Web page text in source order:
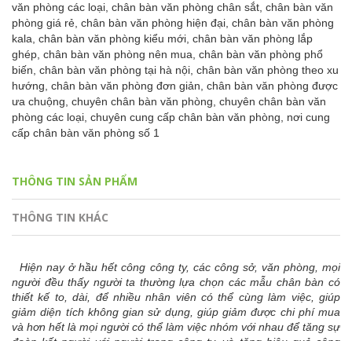
văn phòng các loại, chân bàn văn phòng chân sắt, chân bàn văn
phòng giá rẻ, chân bàn văn phòng hiện đại, chân bàn văn phòng
kala, chân bàn văn phòng kiểu mới, chân bàn văn phòng lắp
ghép, chân bàn văn phòng nên mua, chân bàn văn phòng phổ
biến, chân bàn văn phòng tại hà nội, chân bàn văn phòng theo xu
hướng, chân bàn văn phòng đơn giản, chân bàn văn phòng được
ưa chuộng, chuyên chân bàn văn phòng, chuyên chân bàn văn
phòng các loại, chuyên cung cấp chân bàn văn phòng, nơi cung
cấp chân bàn văn phòng số 1
THÔNG TIN SẢN PHẨM
THÔNG TIN KHÁC
Hiện nay ở hầu hết công công ty, các công sở, văn phòng, mọi
người đều thấy người ta thường lựa chọn các mẫu chân bàn có
thiết kế to, dài, để nhiều nhân viên có thể cùng làm việc, giúp
giảm diện tích không gian sử dụng, giúp giảm được chi phí mua
và hơn hết là mọi người có thể làm việc nhóm với nhau để tăng sự